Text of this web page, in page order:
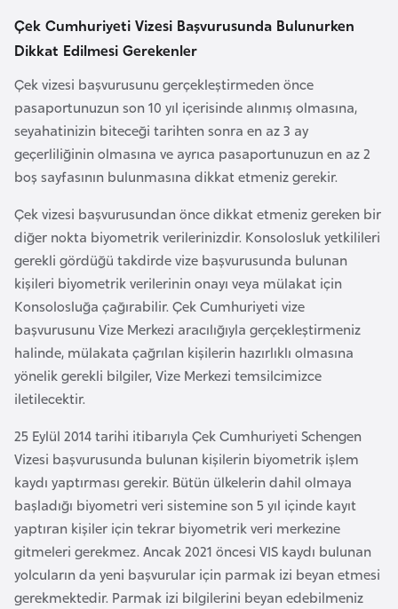
Çek Cumhuriyeti Vizesi Başvurusunda Bulunurken
Dikkat Edilmesi Gerekenler
Çek vizesi başvurusunu gerçekleştirmeden önce
pasaportunuzun son 10 yıl içerisinde alınmış olmasına,
seyahatinizin biteceği tarihten sonra en az 3 ay
geçerliliğinin olmasına ve ayrıca pasaportunuzun en az 2
boş sayfasının bulunmasına dikkat etmeniz gerekir.
Çek vizesi başvurusundan önce dikkat etmeniz gereken bir
diğer nokta biyometrik verilerinizdir. Konsolosluk yetkilileri
gerekli gördüğü takdirde vize başvurusunda bulunan
kişileri biyometrik verilerinin onayı veya mülakat için
Konsolosluğa çağırabilir. Çek Cumhuriyeti vize
başvurusunu Vize Merkezi aracılığıyla gerçekleştirmeniz
halinde, mülakata çağrılan kişilerin hazırlıklı olmasına
yönelik gerekli bilgiler, Vize Merkezi temsilcimizce
iletilecektir.
25 Eylül 2014 tarihi itibarıyla Çek Cumhuriyeti Schengen
Vizesi başvurusunda bulunan kişilerin biyometrik işlem
kaydı yaptırması gerekir. Bütün ülkelerin dahil olmaya
başladığı biyometri veri sistemine son 5 yıl içinde kayıt
yaptıran kişiler için tekrar biyometrik veri merkezine
gitmeleri gerekmez. Ancak 2021 öncesi VIS kaydı bulunan
yolcuların da yeni başvurular için parmak izi beyan etmesi
gerekmektedir. Parmak izi bilgilerini beyan edebilmeniz
o
B
u
l
g
a
i
s
t
a
n
E
r
e
n
i
s
t
a
n